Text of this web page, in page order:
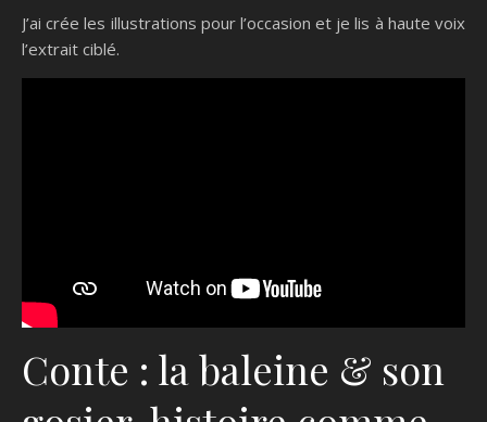
J’ai crée les illustrations pour l’occasion et je lis à haute voix
l’extrait ciblé.
Conte : la baleine & son